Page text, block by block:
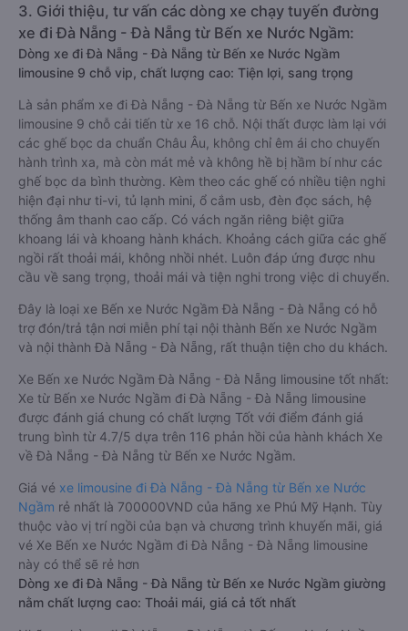
3. Giới thiệu, tư vấn các dòng xe chạy tuyến đường
xe đi Đà Nẵng - Đà Nẵng từ Bến xe Nước Ngầm:
Dòng xe đi Đà Nẵng - Đà Nẵng từ Bến xe Nước Ngầm
limousine 9 chỗ vip, chất lượng cao: Tiện lợi, sang trọng
Là sản phẩm xe đi Đà Nẵng - Đà Nẵng từ Bến xe Nước Ngầm
limousine 9 chỗ cải tiến từ xe 16 chỗ. Nội thất được làm lại với
các ghế bọc da chuẩn Châu Âu, không chỉ êm ái cho chuyến
hành trình xa, mà còn mát mẻ và không hề bị hầm bí như các
ghế bọc da bình thường. Kèm theo các ghế có nhiều tiện nghi
hiện đại như ti-vi, tủ lạnh mini, ổ cắm usb, đèn đọc sách, hệ
thống âm thanh cao cấp. Có vách ngăn riêng biệt giữa
khoang lái và khoang hành khách. Khoảng cách giữa các ghế
ngồi rất thoải mái, không nhồi nhét. Luôn đáp ứng được nhu
cầu về sang trọng, thoải mái và tiện nghi trong việc di chuyển.
Đây là loại xe Bến xe Nước Ngầm Đà Nẵng - Đà Nẵng có hỗ
trợ đón/trả tận nơi miễn phí tại nội thành Bến xe Nước Ngầm
và nội thành Đà Nẵng - Đà Nẵng, rất thuận tiện cho du khách.
Xe Bến xe Nước Ngầm Đà Nẵng - Đà Nẵng limousine tốt nhất:
Xe từ Bến xe Nước Ngầm đi Đà Nẵng - Đà Nẵng limousine
được đánh giá chung có chất lượng Tốt với điểm đánh giá
trung bình từ 4.7/5 dựa trên 116 phản hồi của hành khách Xe
về Đà Nẵng - Đà Nẵng từ Bến xe Nước Ngầm.
Giá vé xe limousine đi Đà Nẵng - Đà Nẵng từ Bến xe Nước
Ngầm rẻ nhất là 700000VND của hãng xe Phú Mỹ Hạnh. Tùy
thuộc vào vị trí ngồi của bạn và chương trình khuyến mãi, giá
vé Xe Bến xe Nước Ngầm đi Đà Nẵng - Đà Nẵng limousine
này có thể sẽ rẻ hơn
Dòng xe đi Đà Nẵng - Đà Nẵng từ Bến xe Nước Ngầm giường
nằm chất lượng cao: Thoải mái, giá cả tốt nhất